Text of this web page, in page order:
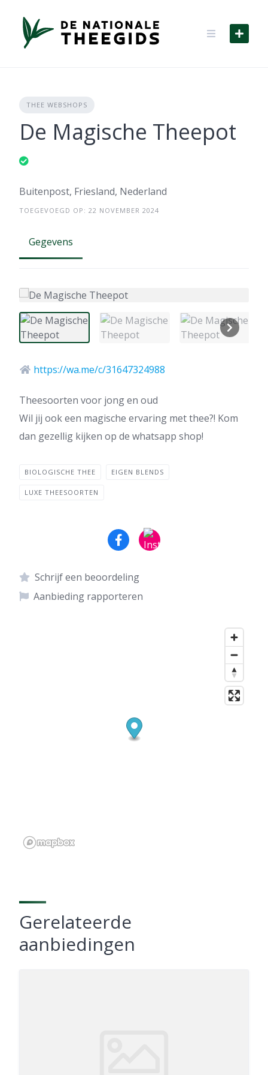
content
THEE WEBSHOPS
De Magische Theepot
Buitenpost, Friesland, Nederland
TOEGEVOEGD OP: 22 NOVEMBER 2024
Gegevens
https://wa.me/c/31647324988
Theesoorten voor jong en oud
Wil jij ook een magische ervaring met thee?! Kom
dan gezellig kijken op de whatsapp shop!
BIOLOGISCHE THEE EIGEN BLENDS
LUXE THEESOORTEN
Schrijf een beoordeling
Aanbieding rapporteren
Gerelateerde
aanbiedingen